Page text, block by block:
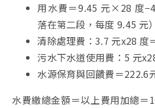
用水費＝9.45 元×28 度
落在第二段，每度 9.45 元）
清除處理費：3.7 元x28 度
污水下水道使用費：5 元
水源保育與回饋費＝
水費繳總金額＝以上費用加總＝